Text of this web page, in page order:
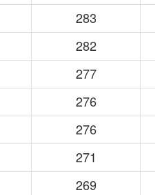
283
282
277
276
276
271
269